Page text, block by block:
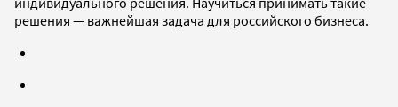
решения — важнейшая задача для российского бизнеса.